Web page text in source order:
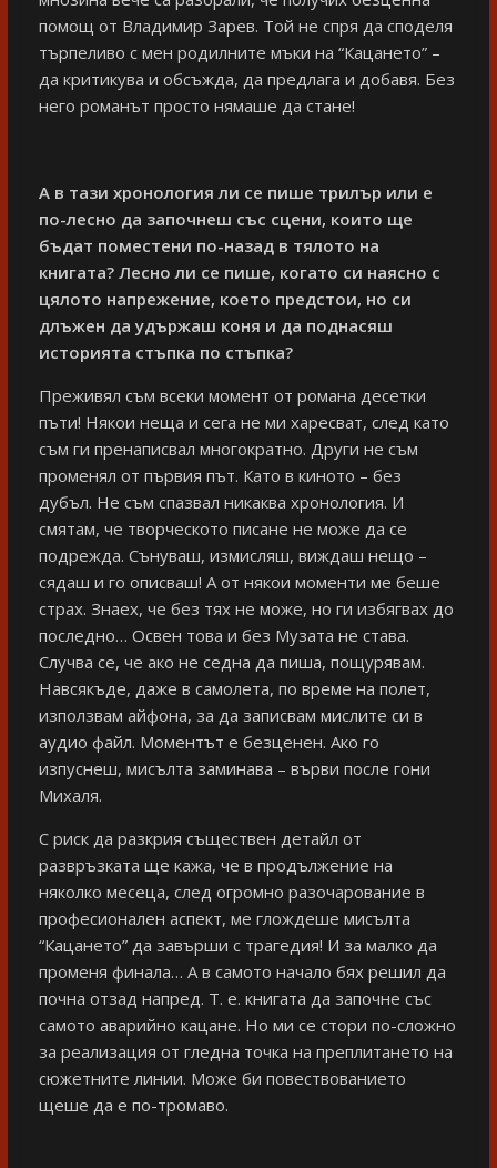
помощ от Владимир Зарев. Той не спря да споделя
търпеливо с мен родилните мъки на “Кацането” –
да критикува и обсъжда, да предлага и добавя. Без
него романът просто нямаше да стане!
А в тази хронология ли се пише трилър или е
по-лесно да започнеш със сцени, които ще
бъдат поместени по-назад в тялото на
книгата? Лесно ли се пише, когато си наясно с
цялото напрежение, което предстои, но си
длъжен да удържаш коня и да поднасяш
историята стъпка по стъпка?
Преживял съм всеки момент от романа десетки
пъти! Някои неща и сега не ми харесват, след като
съм ги пренаписвал многократно. Други не съм
променял от първия път. Като в киното – без
дубъл. Не съм спазвал никаква хронология. И
смятам, че творческото писане не може да се
подрежда. Сънуваш, измисляш, виждаш нещо –
сядаш и го описваш! А от някои моменти ме беше
страх. Знаех, че без тях не може, но ги избягвах до
последно… Освен това и без Музата не става.
Случва се, че ако не седна да пиша, пощурявам.
Навсякъде, даже в самолета, по време на полет,
използвам айфона, за да записвам мислите си в
аудио файл. Моментът е безценен. Ако го
изпуснеш, мисълта заминава – върви после гони
Михаля.
С риск да разкрия съществен детайл от
развръзката ще кажа, че в продължение на
няколко месеца, след огромно разочарование в
професионален аспект, ме глождеше мисълта
“Кацането” да завърши с трагедия! И за малко да
променя финала… А в самото начало бях решил да
почна отзад напред. Т. е. книгата да започне със
самото аварийно кацане. Но ми се стори по-сложно
за реализация от гледна точка на преплитането на
сюжетните линии. Може би повествованието
щеше да е по-тромаво.